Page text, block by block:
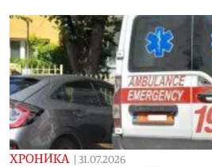
ХРОНИКА 31.07.2026